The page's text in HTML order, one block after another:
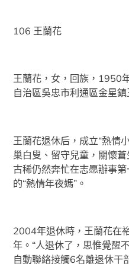
106 王蘭花
王蘭花，女，回族，1950
自治區吳忠市利通區金星
王蘭花退休后，成立“熱情
巢白叟、留守兒童，關懷
古稀仍然奔忙在志愿辦事
的“熱情年夜媽”。
2004年退休時，王蘭花在
年。“人退休了，思惟覺醒
自動聯絡接觸6名離退休干